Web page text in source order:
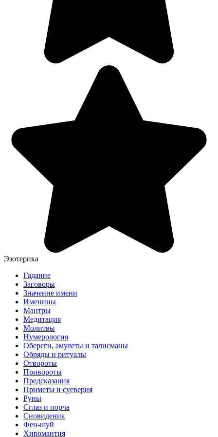
Эзотерика
Гадание
Заговоры
Значение имени
Именины
Мантры
Медитация
Молитвы
Нумерология
Обереги, амулеты и талисманы
Обряды и ритуалы
Отвороты
Привороты
Предсказания
Приметы и суеверия
Руны
Сглаз и порча
Сновидения
Фен-шуй
Хиромантия